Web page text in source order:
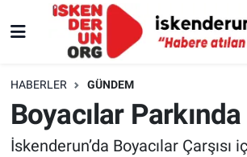
HABERLER GÜNDEM
Boyacılar Parkında
İskenderun’da Boyacılar Çarşısı